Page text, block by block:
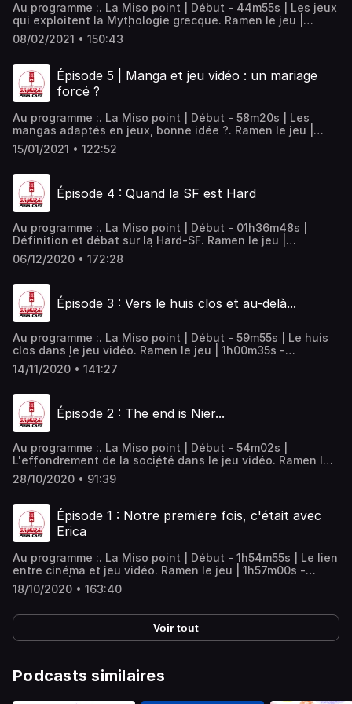
Au programme :. La Miso point | Début - 44m55s | Les jeux
qui exploitent la Mythologie grecque. Ramen le jeu |
47m00s - 1h27m46s | Apotheon . Immortals Fenyx Rising .
Hades. Le Teriyakiff | 1h29m35s - 1h53m30s |. C'est quoi
2h24m00s - fin | Crédits musique :I love sex - Pink
GuyThe vengeful spartan - God of War soundtrackNo
escape - Hades soundtrackLe feu - IAM
08/02/2021 • 150:43
Épisode 5 | Manga et jeu vidéo : un mariage
forcé ?
Au programme :. La Miso point | Début - 58m20s | Les
mangas adaptés en jeux, bonne idée ?. Ramen le jeu |
59m00s - 1h23m35s | Persona 5 Royal . 13 sentinels .
Nexomon. Le Teriyakiff | 1h24m20s - 1h35m40s |. C'est
1h56m15s - fin | Crédits musique :Self-Decieved by
XTaKeRuXAnalog By Nature - Are You Ready by
AnalogByNature
15/01/2021 • 122:52
Épisode 4 : Quand la SF est Hard
Au programme :. La Miso point | Début - 01h36m48s |
Définition et débat sur la Hard-SF. Ramen le jeu |
01h38m15s - 02h13m40s | No Man's Sky (PC, PS4,
XBOXone). C'est quoi le Sushi ? | 02h14m12s - 02h13m40s
| 02h44m40s - fin | Crédits musique :Also Sprach
Zarathustra, Richard StraussSnap! , WhitewolfIt's OVER ,
Admiralbob
06/12/2020 • 172:28
Épisode 3 : Vers le huis clos et au-delà...
Au programme :. La Miso point | Début - 59m55s | Le huis
clos dans le jeu vidéo. Ramen le jeu | 1h00m35s -
1h31m55s | Alien Isolation (PC, PS3, PS4, XBOX360,
XBOXone). C'est quoi le Sushi ? | 1h32m30s - 1h39m40s |.
2h17m05s - fin |
14/11/2020 • 141:27
Épisode 2 : The end is Nier...
Au programme :. La Miso point | Début - 54m02s |
L'effondrement de la société dans le jeu vidéo. Ramen le
jeu | 52m48s - 1h09m45s | Nier:Automata (PS4, PC). C'est
quoi le Sushi ? | 1h10m32s - 1h18m00s |. Le Teriyakiff |
28/10/2020 • 91:39
Épisode 1 : Notre première fois, c'était avec
Erica
Au programme :. La Miso point | Début - 1h54m55s | Le lien
entre cinéma et jeu vidéo. Ramen le jeu | 1h57m00s -
2h16m10s | Erica (PS4) de Flavourworks. C'est quoi le Sushi
? | 2h16m42s - 2h32m15s |. Le Teriyakiff | 2h32m15s -
musique :Also Sprach Zarathustra, Richard StraussSnap! ,
WhitewolfIt's OVER , Admiralbob
18/10/2020 • 163:40
Voir tout
Podcasts similaires